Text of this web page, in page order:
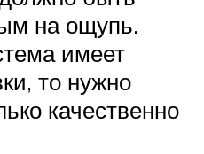
на ощупь.
имеет
то нужно
качественно